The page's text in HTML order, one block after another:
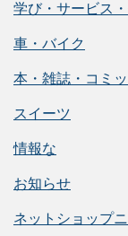
学び・サービス
車・バイク
本・雑誌・コミ
スイーツ
情報な
お知らせ
ネットショップ